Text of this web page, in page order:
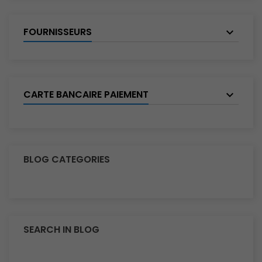
FOURNISSEURS
CARTE BANCAIRE PAIEMENT
BLOG CATEGORIES
SEARCH IN BLOG